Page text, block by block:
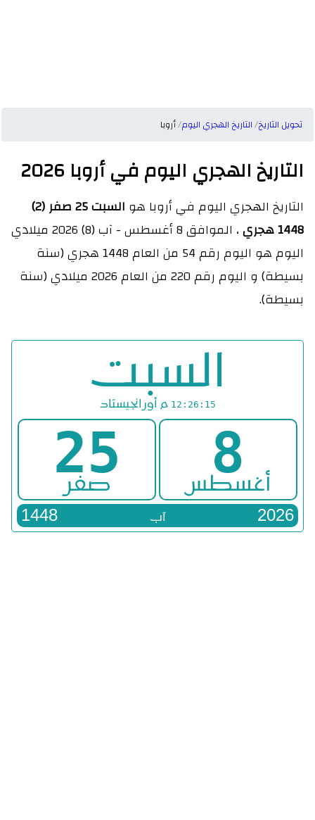
تحويل التاريخ التاريخ الهجري اليوم أروبا
التاريخ الهجري اليوم في أروبا 2026
التاريخ الهجري اليوم في أروبا هو
السبت 25 صفر (2)
1448 هجري
، الموافق 8 أغسطس - آب (8) 2026 ميلادي
اليوم هو اليوم رقم 54 من العام 1448 هجري (سنة
بسيطة) و اليوم رقم 220 من العام 2026 ميلادي (سنة
بسيطة).
السبت
12:26:15 م أورانجيستاد
8
أغسطس 25
صفر
2026 آب 1448